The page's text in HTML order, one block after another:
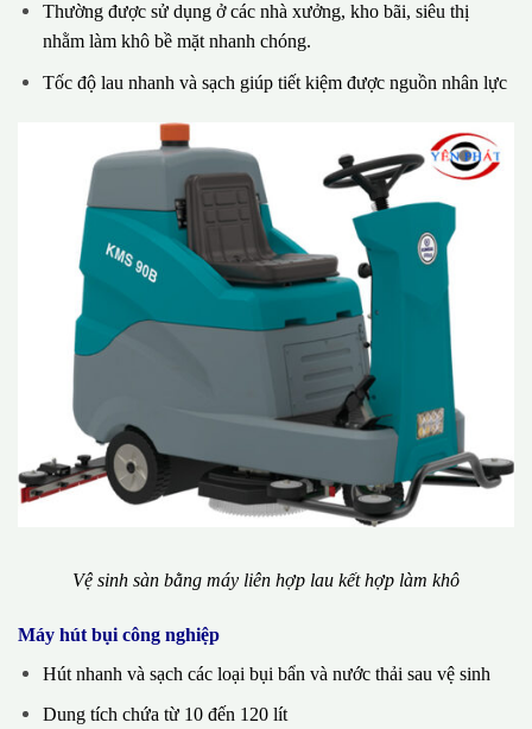
Thường được sử dụng ở các nhà xưởng, kho bãi, siêu thị
nhằm làm khô bề mặt nhanh chóng.
Tốc độ lau nhanh và sạch giúp tiết kiệm được nguồn nhân lực
Vệ sinh sàn bằng máy liên hợp lau kết hợp làm khô
Máy hút bụi công nghiệp
Hút nhanh và sạch các loại bụi bẩn và nước thải sau vệ sinh
Dung tích chứa từ 10 đến 120 lít